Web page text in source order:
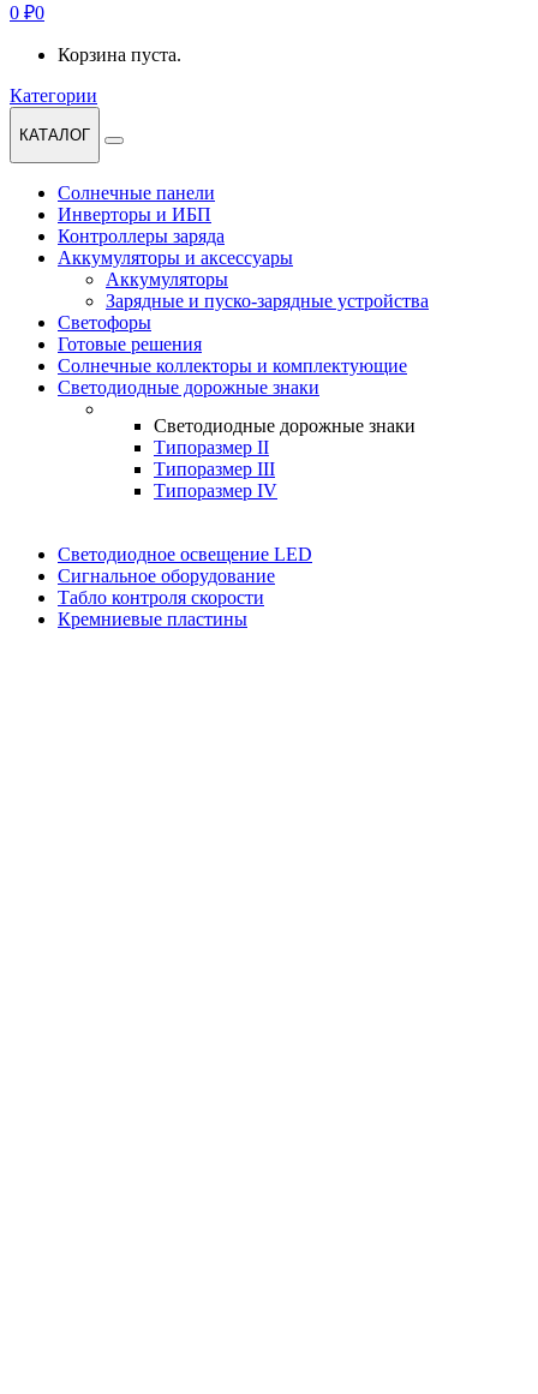
0 ₽0
Корзина пуста.
Категории
КАТАЛОГ
Солнечные панели
Инверторы и ИБП
Контроллеры заряда
Аккумуляторы и аксессуары
Аккумуляторы
Зарядные и пуско-зарядные устройства
Светофоры
Готовые решения
Солнечные коллекторы и комплектующие
Светодиодные дорожные знаки
Светодиодные дорожные знаки
Типоразмер II
Типоразмер III
Типоразмер IV
Светодиодное освещение LED
Сигнальное оборудование
Табло контроля скорости
Кремниевые пластины